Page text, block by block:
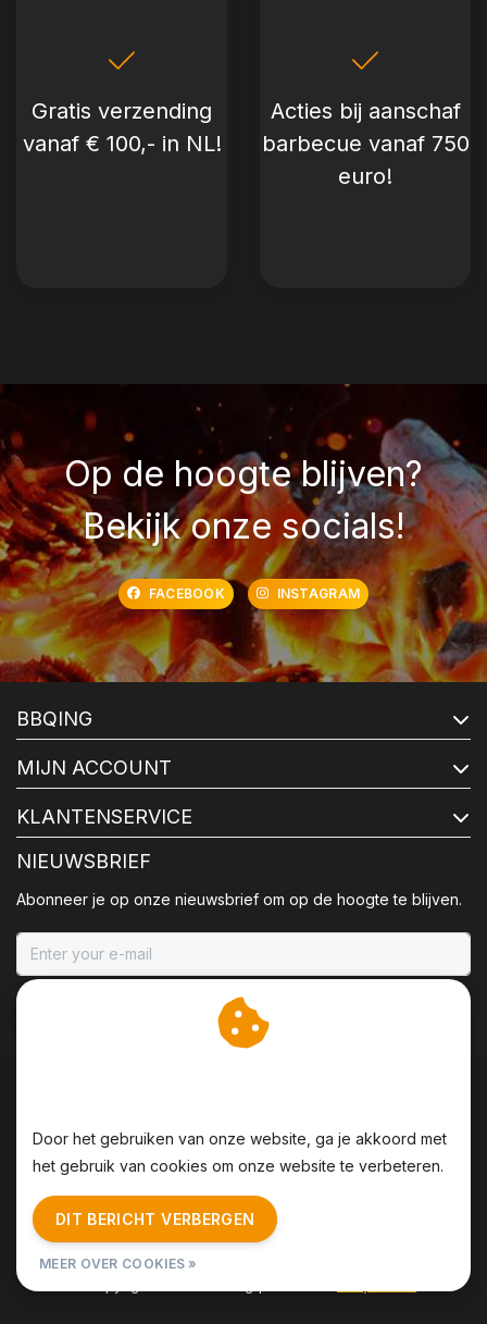
Gratis verzending
vanaf € 100,- in NL!
Acties bij aanschaf
barbecue vanaf 750
euro!
Op de hoogte blijven?
Bekijk onze socials!
FACEBOOK INSTAGRAM
BBQING
MIJN ACCOUNT
KLANTENSERVICE
NIEUWSBRIEF
Abonneer je op onze nieuwsbrief om op de hoogte te blijven.
Algemene voorwaarden | Disclaimer
Sitemap
| RSS Feed
Door het gebruiken van onze website, ga je akkoord met
het gebruik van cookies om onze website te verbeteren.
DIT BERICHT VERBERGEN
MEER OVER COOKIES »